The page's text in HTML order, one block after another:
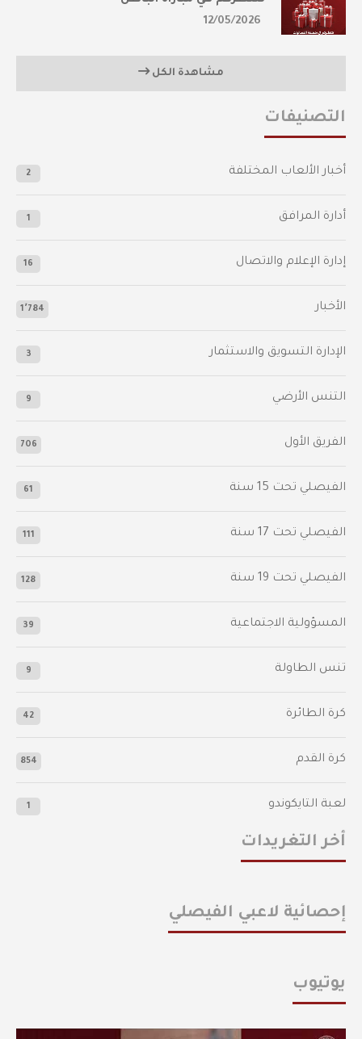
12/05/2026
مشاهدة الكل
التصنيفات
أخبار الألعاب المختلفة 2
أدارة المرافق 1
إدارة الإعلام والاتصال 16
الأخبار 1٬784
الإدارة التسويق والاستثمار 3
التنس الأرضي 9
الفريق الأول 706
الفيصلي‬⁩ تحت 15 سنة 61
‫الفيصلي‬⁩ تحت 17 سنة 111
الفيصلي‬⁩ تحت 19 سنة 128
المسؤولية الاجتماعية 39
تنس الطاولة 9
كرة الطائرة 42
كرة القدم 854
لعبة التايكوندو 1
أخر التغريدات
إحصائية لاعبي الفيصلي
يوتيوب